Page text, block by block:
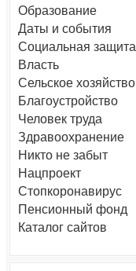
Образование
Даты и события
Социальная защита
Власть
Сельское хозяйство
Благоустройство
Человек труда
Здравоохранение
Никто не забыт
Нацпроект
Стопкоронавирус
Пенсионный фонд
Каталог сайтов